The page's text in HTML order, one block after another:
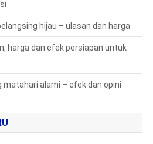
hijau – ulasan dan harga
harga dan efek persiapan untuk
matahari alami – efek dan opini